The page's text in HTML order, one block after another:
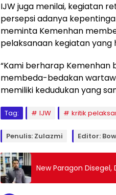
IJW juga menilai, kegiatan
persepsi adanya
meminta Kemenhan
pelaksanaan kegiatan
“Kami berharap
membeda-bedakan
memiliki kedudukan yang
Tag: IJW kritik
Penulis: Zulazmi Editor:
New Paragon Disegel,